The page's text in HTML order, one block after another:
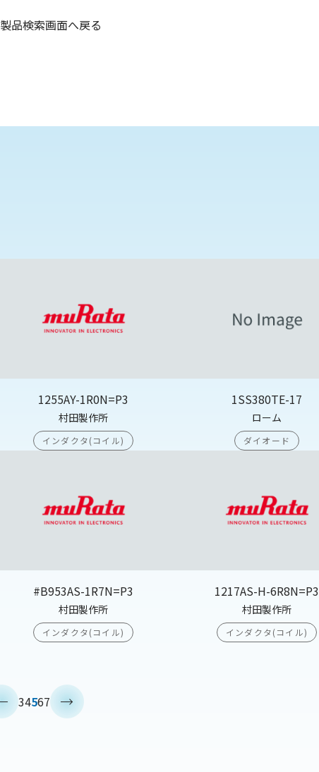
製品検索画面へ戻る
1255AY-1R0N=P3
村田製作所
インダクタ(コイル)
1SS380TE-17
ローム
ダイオード
#B953AS-1R7N=P3
村田製作所
インダクタ(コイル)
1217AS-H-6R8N=P3
村田製作所
インダクタ(コイル)
34567